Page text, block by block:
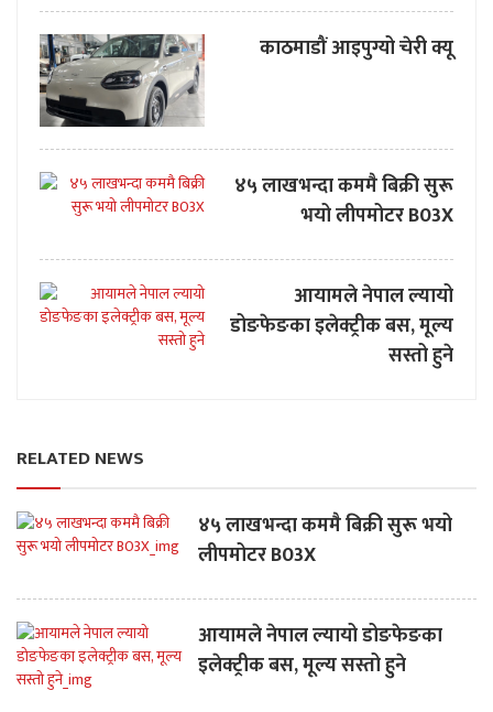
काठमाडौं आइपुग्यो चेरी क्यू
४५ लाखभन्दा कममै बिक्री सुरू
भयो लीपमोटर B03X
आयामले नेपाल ल्यायो
डोङफेङका इलेक्ट्रीक बस, मूल्य
सस्तो हुने
RELATED NEWS
४५ लाखभन्दा कममै बिक्री सुरू भयो
लीपमोटर B03X
आयामले नेपाल ल्यायो डोङफेङका
इलेक्ट्रीक बस, मूल्य सस्तो हुने